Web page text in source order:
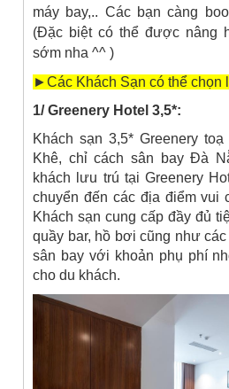
máy bay,.. Các bạn càng
(Đặc biệt có thể được nâng
sớm nha ^^ )
►Các Khách Sạn có thể chọn
1/ Greenery Hotel 3,5*:
Khách sạn 3,5* Greenery
Khê, chỉ cách sân bay Đà
khách lưu trú tại Greenery
chuyển đến các địa điểm vui
Khách sạn cung cấp đầy đủ
quầy bar, hồ bơi cũng như
sân bay với khoản phụ phí
cho du khách.